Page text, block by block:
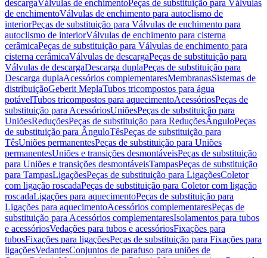
descargaVálvulas de enchimentoPeças de substituição para Válvulas
de enchimentoVálvulas de enchimento para autoclismo de
interiorPeças de substituição para Válvulas de enchimento para
autoclismo de interiorVálvulas de enchimento para cisterna
cerâmicaPeças de substituição para Válvulas de enchimento para
cisterna cerâmicaVálvulas de descargaPeças de substituição para
Válvulas de descargaDescarga duplaPeças de substituição para
Descarga duplaAcessórios complementaresMembranasSistemas de
distribuiçãoGeberit MeplaTubos tricompostos para água
potávelTubos tricompostos para aquecimentoAcessóriosPeças de
substituição para AcessóriosUniõesPeças de substituição para
UniõesReduçõesPeças de substituição para ReduçõesÂnguloPeças
de substituição para ÂnguloTêsPeças de substituição para
TêsUniões permanentesPeças de substituição para Uniões
permanentesUniões e transições desmontáveisPeças de substituição
para Uniões e transições desmontáveisTampasPeças de substituição
para TampasLigaçõesPeças de substituição para LigaçõesColetor
com ligação roscadaPeças de substituição para Coletor com ligação
roscadaLigações para aquecimentoPeças de substituição para
Ligações para aquecimentoAcessórios complementaresPeças de
substituição para Acessórios complementaresIsolamentos para tubos
e acessóriosVedações para tubos e acessóriosFixações para
tubosFixações para ligaçõesPeças de substituição para Fixações para
ligaçõesVedantesConjuntos de parafuso para uniões de